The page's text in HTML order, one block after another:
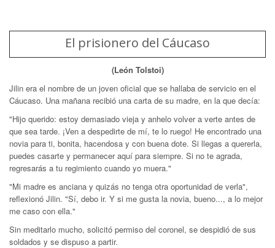
El prisionero del Cáucaso
(León Tolstoi)
Jilin era el nombre de un joven oficial que se hallaba de servicio en el
Cáucaso. Una mañana recibió una carta de su madre, en la que decía:
"Hijo querido: estoy demasiado vieja y anhelo volver a verte antes de
que sea tarde. ¡Ven a despedirte de mí, te lo ruego! He encontrado una
novia para ti, bonita, hacendosa y con buena dote. Si llegas a quererla,
puedes casarte y permanecer aquí para siempre. Si no te agrada,
regresarás a tu regimiento cuando yo muera."
"Mi madre es anciana y quizás no tenga otra oportunidad de verla",
reflexionó Jilin. "Sí, debo ir. Y si me gusta la novia, bueno..., a lo mejor
me caso con ella."
Sin meditarlo mucho, solicitó permiso del coronel, se despidió de sus
soldados y se dispuso a partir.